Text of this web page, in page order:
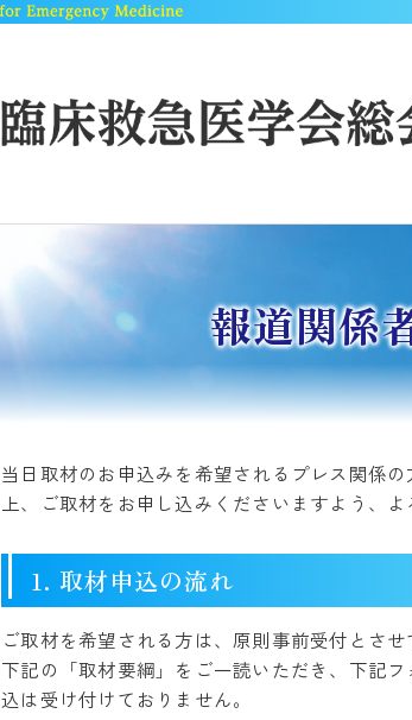
報道関係
当日取材のお申込みを希望されるプレス関係
上、ご取材をお申し込みくださいますよう、よ
1. 取材申込の流れ
ご取材を希望される方は、原則事前受付とさせ
下記の「取材要綱」をご一読いただき、下記
込は受け付けておりません。